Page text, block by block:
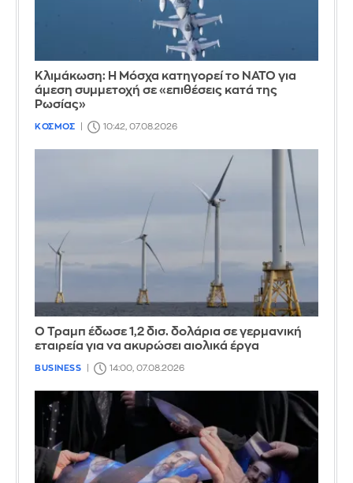
Κλιμάκωση: Η Μόσχα κατηγορεί το ΝΑΤΟ για
άμεση συμμετοχή σε «επιθέσεις κατά της
Ρωσίας»
ΚΟΣΜΟΣ 10:42, 07.08.2026
Ο Τραμπ έδωσε 1,2 δισ. δολάρια σε γερμανική
εταιρεία για να ακυρώσει αιολικά έργα
BUSINESS 14:00, 07.08.2026